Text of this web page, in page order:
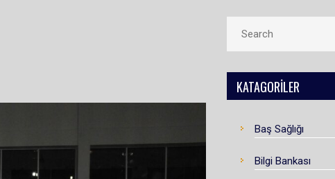
KATAGORILER
Baş Sağlığı
Bilgi Bankası